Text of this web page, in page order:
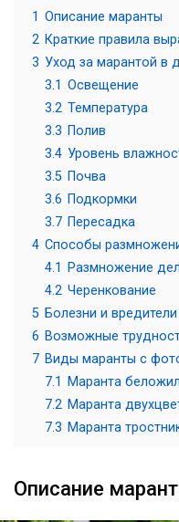
1 Описание маранты
2 Краткие правила
3 Уход за марантой в
3.1 Освещение
3.2 Температура
3.3 Полив
3.4 Уровень
3.5 Почва
3.6 Подкормки
3.7 Пересадка
4 Способы
4.1
Размножение
4.2 Черенкование
5 Болезни и вредители
6 Возможные
7 Виды маранты с
7.1
Маранта
7.2 Маранта
7.3 Маранта
Описание